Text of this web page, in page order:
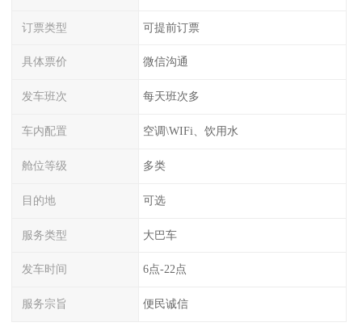
订票类型 可提前订票
具体票价 微信沟通
发车班次 每天班次多
车内配置 空调\WIFi、饮用水
舱位等级 多类
目的地 可选
服务类型 大巴车
发车时间 6点-22点
服务宗旨 便民诚信